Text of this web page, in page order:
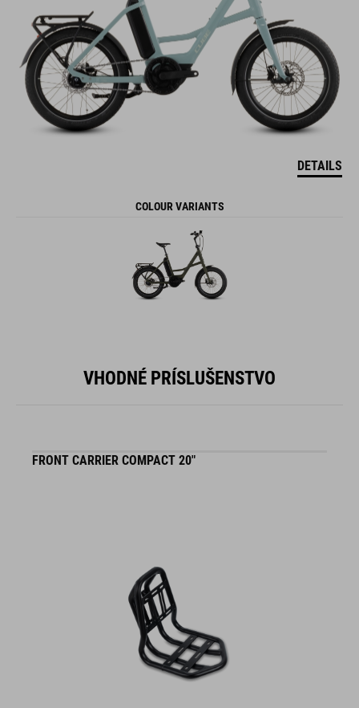
DETAILS
COLOUR VARIANTS
VHODNÉ PRÍSLUŠENSTVO
FRONT CARRIER COMPACT 20"